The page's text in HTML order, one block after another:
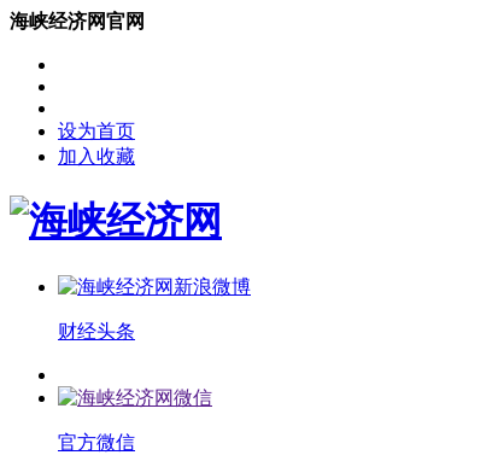
海峡经济网官网
设为首页
加入收藏
财经头条
官方微信